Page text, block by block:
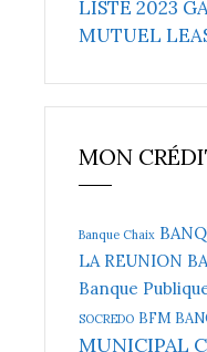
LISTE 2023
MUTUEL
MON
Banque Chaix
LA REUNION
Banque
SOCREDO BFM
MUNICIPAL